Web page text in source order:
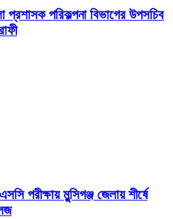
প্রশাসক পরিকল্পনা বিভাগের উপসচিব
পরীক্ষায় মুন্সিগঞ্জ জেলায় শীর্ষে